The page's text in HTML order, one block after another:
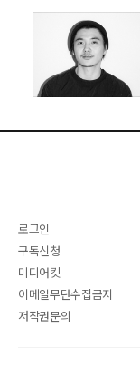
로그인
구독신청
미디어킷
이메일무단수집금지
저작권문의